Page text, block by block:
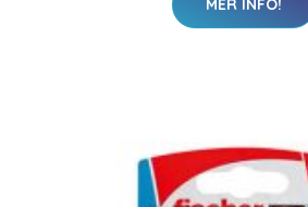
MER INFO!